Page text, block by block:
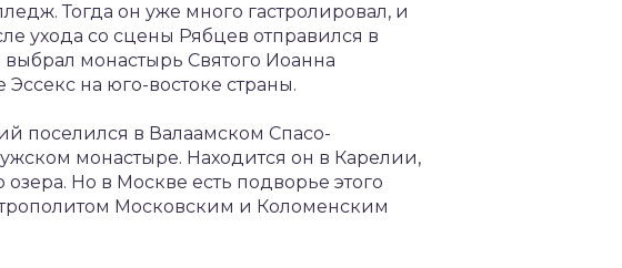
Тогда он уже много гастролировал, и
ухода со сцены Рябцев отправился в
монастырь Святого Иоанна
на юго-востоке страны.
поселился в Валаамском Спасо-
монастыре. Находится он в Карелии,
Но в Москве есть подворье этого
Московским и Коломенским